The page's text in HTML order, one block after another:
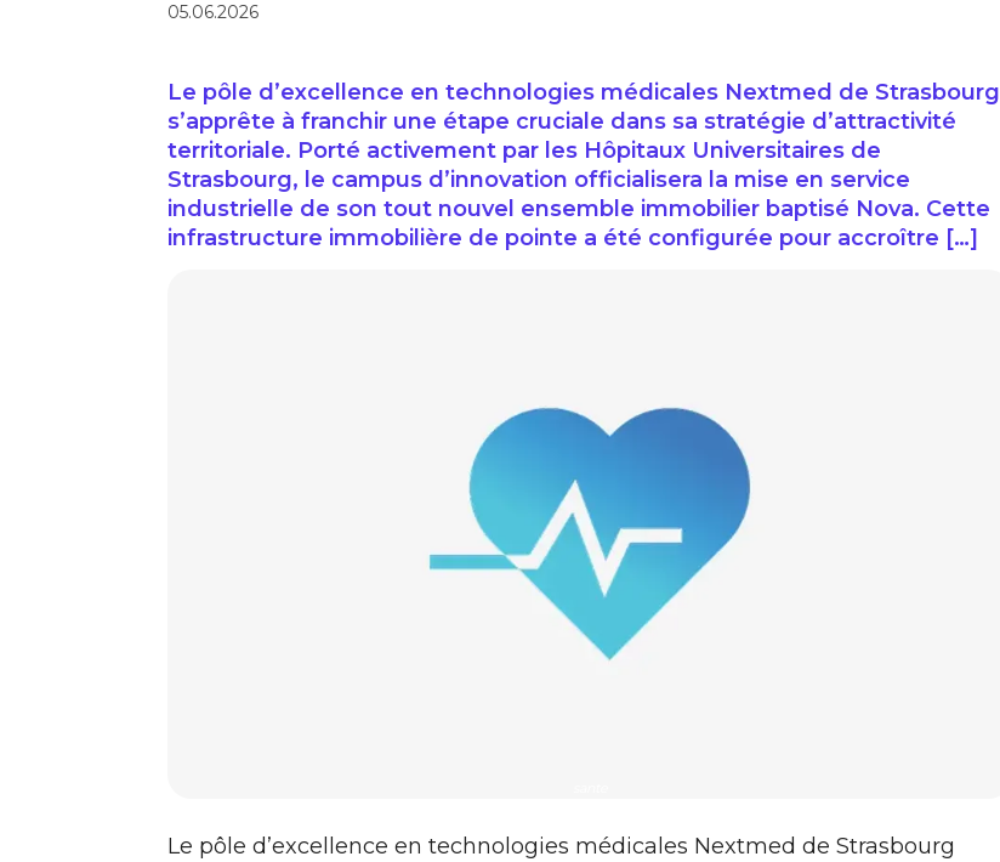
05.06.2026
Le pôle d’excellence en technologies médicales Nextmed de Strasbourg
s’apprête à franchir une étape cruciale dans sa stratégie d’attractivité
territoriale. Porté activement par les Hôpitaux Universitaires de
Strasbourg, le campus d’innovation officialisera la mise en service
industrielle de son tout nouvel ensemble immobilier baptisé Nova. Cette
infrastructure immobilière de pointe a été configurée pour accroître […]
Le pôle d’excellence en technologies médicales Nextmed de Strasbourg